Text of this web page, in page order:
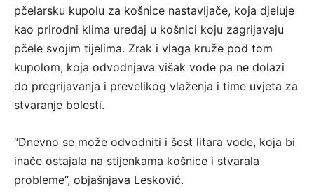
pčelarsku kupolu za košnice nastavljače, koja djeluje
kao prirodni klima uređaj u košnici koju zagrijavaju
pčele svojim tijelima. Zrak i vlaga kruže pod tom
kupolom, koja odvodnjava višak vode pa ne dolazi
do pregrijavanja i prevelikog vlaženja i time uvjeta za
stvaranje bolesti.
“Dnevno se može odvodniti i šest litara vode, koja bi
inače ostajala na stijenkama košnice i stvarala
probleme”, objašnjava Lesković.